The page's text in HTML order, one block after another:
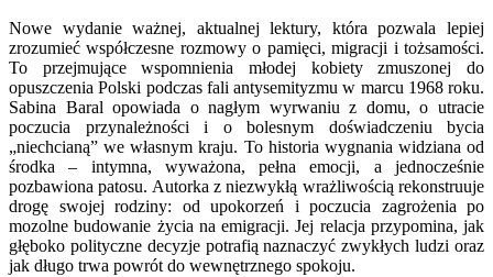
Nowe wydanie ważnej, aktualnej lektury, która pozwala lepiej
zrozumieć współczesne rozmowy o pamięci, migracji i tożsamości.
To przejmujące wspomnienia młodej kobiety zmuszonej do
opuszczenia Polski podczas fali antysemityzmu w marcu 1968 roku.
Sabina Baral opowiada o nagłym wyrwaniu z domu, o utracie
poczucia przynależności i o bolesnym doświadczeniu bycia
„niechcianą” we własnym kraju. To historia wygnania widziana od
środka – intymna, wyważona, pełna emocji, a jednocześnie
pozbawiona patosu. Autorka z niezwykłą wrażliwością rekonstruuje
drogę swojej rodziny: od upokorzeń i poczucia zagrożenia po
mozolne budowanie życia na emigracji. Jej relacja przypomina, jak
głęboko polityczne decyzje potrafią naznaczyć zwykłych ludzi oraz
jak długo trwa powrót do wewnętrznego spokoju.